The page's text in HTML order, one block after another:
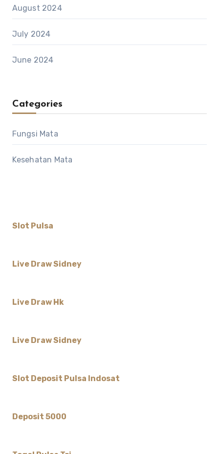
August 2024
July 2024
June 2024
Categories
Fungsi Mata
Kesehatan Mata
Slot Pulsa
Live Draw Sidney
Live Draw Hk
Live Draw Sidney
Slot Deposit Pulsa Indosat
Deposit 5000